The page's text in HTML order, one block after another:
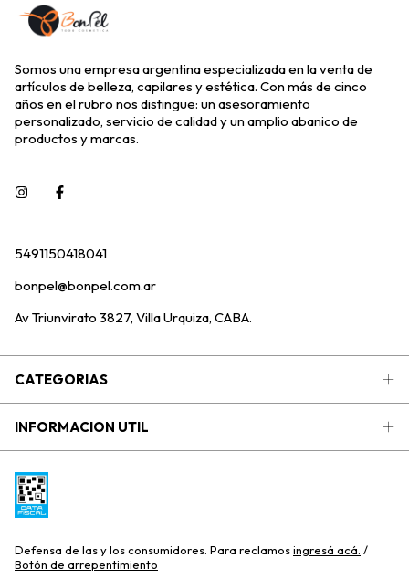
Somos una empresa argentina especializada en la venta de
artículos de belleza, capilares y estética. Con más de cinco
años en el rubro nos distingue: un asesoramiento
personalizado, servicio de calidad y un amplio abanico de
productos y marcas.
5491150418041
bonpel@bonpel.com.ar
Av Triunvirato 3827, Villa Urquiza, CABA.
CATEGORIAS
INFORMACION UTIL
Defensa de las y los consumidores. Para reclamosingresá acá. /
Botón de arrepentimiento